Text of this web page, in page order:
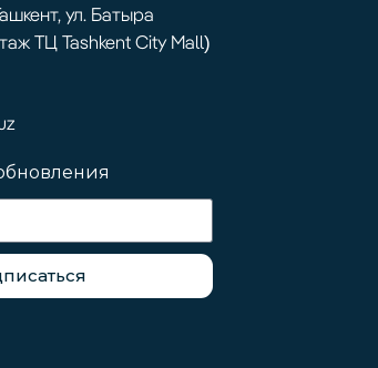
ул. Батыра
ТЦ Tashkent City Mall)